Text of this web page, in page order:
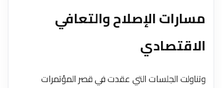
مسارات الإصلاح والتعافي
الاقتصادي
وتناولت الجلسات التي عقدت في قصر المؤتمرات